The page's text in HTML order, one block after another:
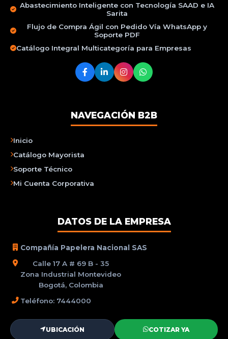
Abastecimiento Inteligente con Tecnología SAAD e IA
Sarita
Flujo de Compra Ágil con Pedido Vía WhatsApp y
Soporte PDF
Catálogo Integral Multicategoría para Empresas
NAVEGACIÓN B2B
Inicio
Catálogo Mayorista
Soporte Técnico
Mi Cuenta Corporativa
DATOS DE LA EMPRESA
Compañía Papelera Nacional SAS
Calle 17 A # 69 B - 35
Zona Industrial Montevideo
Bogotá, Colombia
Teléfono: 7444000
UBICACIÓN COTIZAR YA